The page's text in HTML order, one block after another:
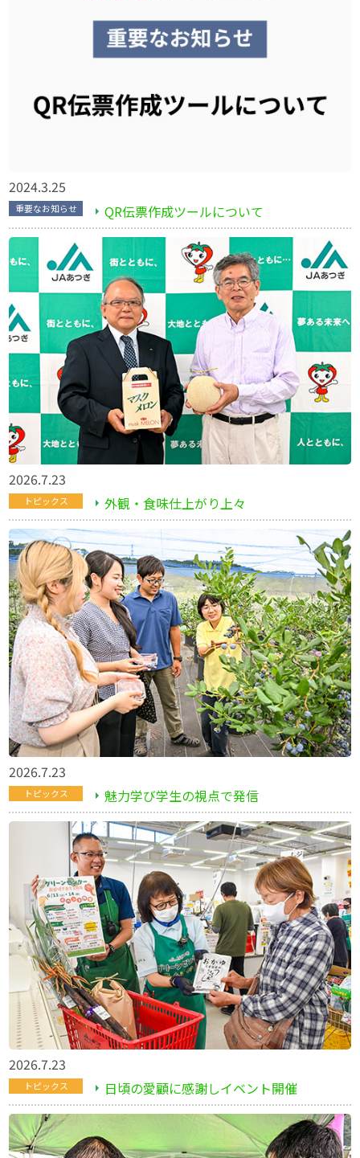
2024.3.25
重要なお知らせ QR伝票作成ツールについて
2026.7.23
トピックス 外観・食味仕上がり上々
2026.7.23
トピックス 魅力学び学生の視点で発信
2026.7.23
トピックス 日頃の愛顧に感謝しイベント開催